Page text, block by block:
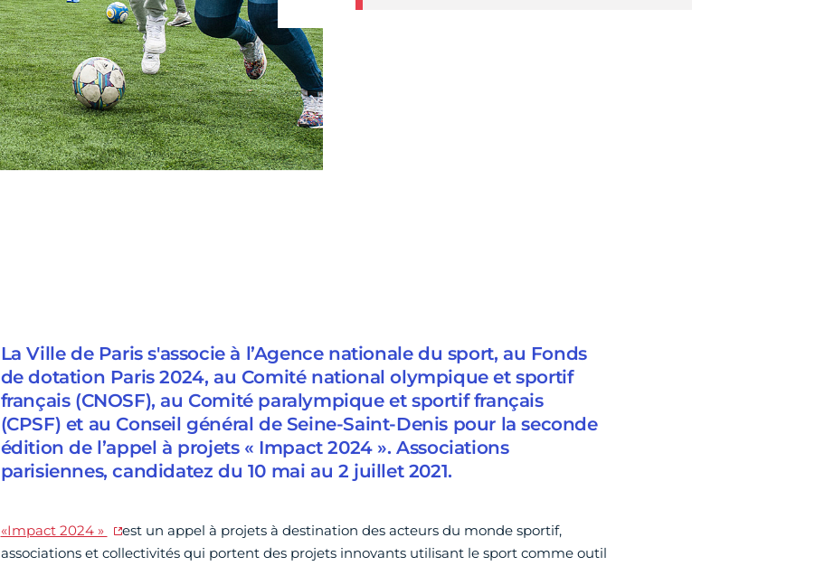
La Ville de Paris s'associe à l’Agence nationale du sport, au Fonds
de dotation Paris 2024, au Comité national olympique et sportif
français (CNOSF), au Comité paralympique et sportif français
(CPSF) et au Conseil général de Seine-Saint-Denis pour la seconde
édition de l’appel à projets « Impact 2024 ». Associations
parisiennes, candidatez du 10 mai au 2 juillet 2021.
«Impact 2024 »
est un appel à projets à destination des acteurs du monde sportif,
associations et collectivités qui portent des projets innovants utilisant le sport comme outil